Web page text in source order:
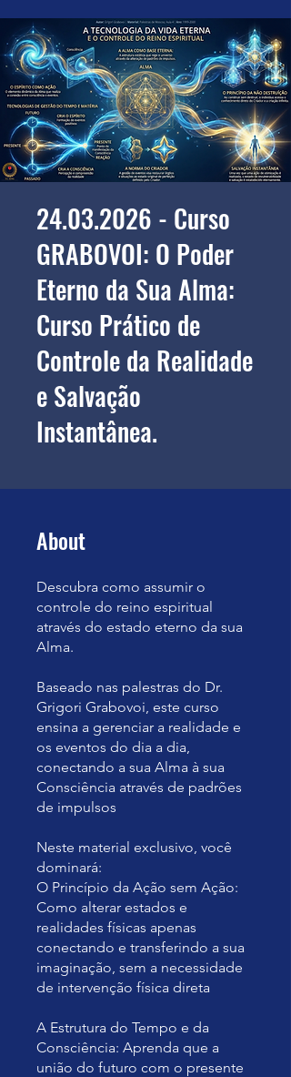
24.03.2026 - Curso
GRABOVOI: O Poder
Eterno da Sua Alma:
Curso Prático de
Controle da Realidade
e Salvação
Instantânea.
About
Descubra como assumir o
controle do reino espiritual
através do estado eterno da sua
Alma.
Baseado nas palestras do Dr.
Grigori Grabovoi, este curso
ensina a gerenciar a realidade e
os eventos do dia a dia,
conectando a sua Alma à sua
Consciência através de padrões
de impulsos
Neste material exclusivo, você
dominará:
O Princípio da Ação sem Ação:
Como alterar estados e
realidades físicas apenas
conectando e transferindo a sua
imaginação, sem a necessidade
de intervenção física direta
A Estrutura do Tempo e da
Consciência: Aprenda que a
união do futuro com o presente